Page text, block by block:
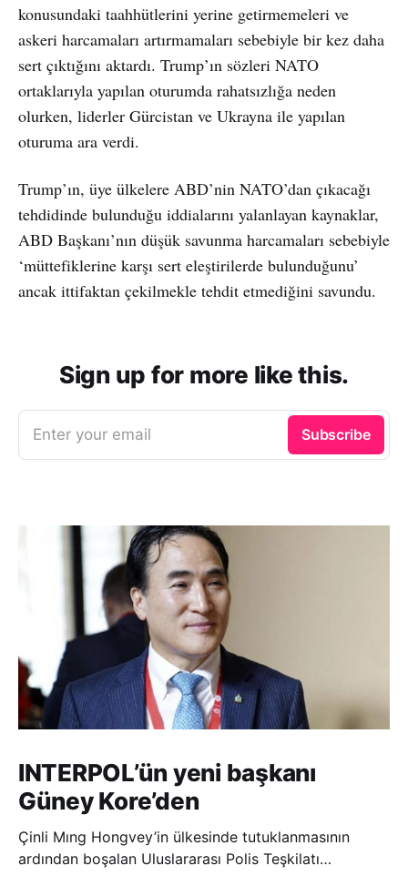
konusundaki taahhütlerini yerine getirmemeleri ve
askeri harcamaları artırmamaları sebebiyle bir kez daha
sert çıktığını aktardı. Trump’ın sözleri NATO
ortaklarıyla yapılan oturumda rahatsızlığa neden
olurken, liderler Gürcistan ve Ukrayna ile yapılan
oturuma ara verdi.
Trump’ın, üye ülkelere ABD’nin NATO’dan çıkacağı
tehdidinde bulunduğu iddialarını yalanlayan kaynaklar,
ABD Başkanı’nın düşük savunma harcamaları sebebiyle
‘müttefiklerine karşı sert eleştirilerde bulunduğunu’
ancak ittifaktan çekilmekle tehdit etmediğini savundu.
Sign up for more like this.
Enter your email Subscribe
INTERPOL’ün yeni başkanı
Güney Kore’den
Çinli Mıng Hongvey’in ülkesinde tutuklanmasının
ardından boşalan Uluslararası Polis Teşkilatı